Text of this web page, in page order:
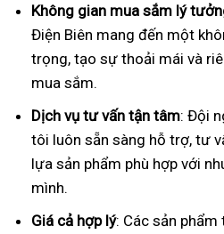
Không gian mua sắm lý
Điện Biên mang đến một
trọng, tạo sự thoải mái và
mua sắm.
Dịch vụ tư vấn tận tâm: Đội
tôi luôn sẵn sàng hỗ trợ, tư
lựa sản phẩm phù hợp với
mình.
Giá cả hợp lý: Các sản phẩm